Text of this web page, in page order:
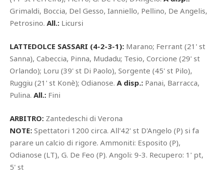
Grimaldi, Boccia, Del Gesso, Ianniello, Pellino, De Angelis,
Petrosino. All.: Licursi
LATTEDOLCE SASSARI (4-2-3-1): Marano; Ferrant (21' st
Sanna), Cabeccia, Pinna, Mudadu; Tesio, Corcione (29' st
Orlando); Loru (39' st Di Paolo), Sorgente (45' st Pilo),
Ruggiu (21' st Konè); Odianose. A disp.: Panai, Barracca,
Pulina. All.: Fini
ARBITRO: Zantedeschi di Verona
NOTE: Spettatori 1200 circa. All'42' st D'Angelo (P) si fa
parare un calcio di rigore. Ammoniti: Esposito (P),
Odianose (LT), G. De Feo (P). Angoli: 9-3. Recupero: 1' pt,
5' st